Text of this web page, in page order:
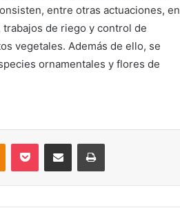
entre otras actuaciones, en
de riego y control de
vegetales. Además de ello, se
ornamentales y flores de
Odnoklassniki
Pocket Compartir por correo electrónicoImprimir